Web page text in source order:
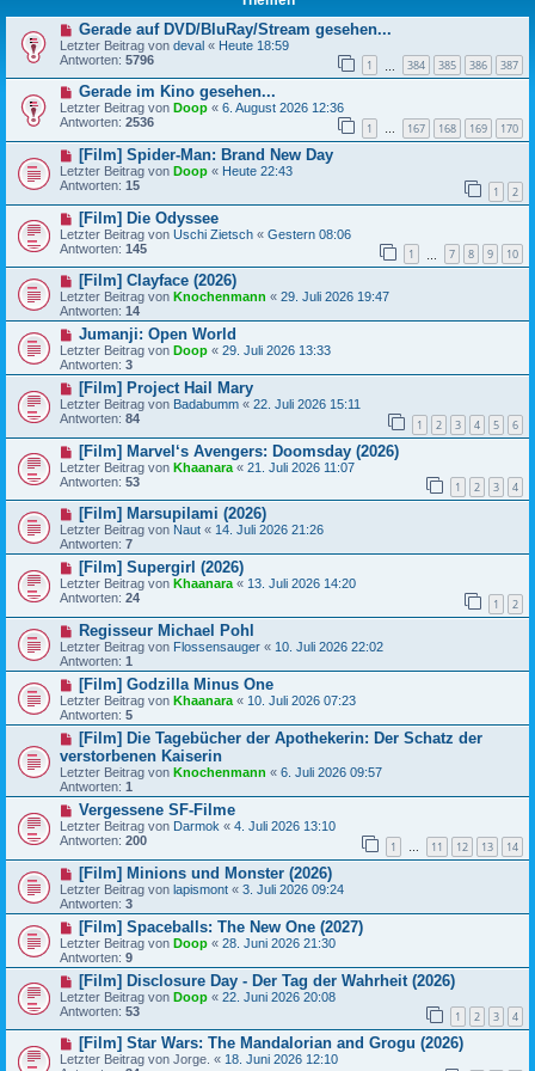
Gerade auf DVD/BluRay/Stream gesehen...
Letzter Beitrag von deval « Heute 18:59
Antworten: 5796 1 384 385 386 387
Gerade im Kino gesehen...
Letzter Beitrag von Doop « 6. August 2026 12:36
Antworten: 2536 1 … 167 168 169 170
[Film] Spider-Man: Brand New Day
Letzter Beitrag von Doop « Heute 22:43
Antworten: 15 1 2
[Film] Die Odyssee
Letzter Beitrag von Uschi Zietsch « Gestern 08:06
Antworten: 145 1 7 8 9 10
[Film] Clayface (2026)
Letzter Beitrag von Knochenmann « 29. Juli 2026 19:47
Antworten: 14
Jumanji: Open World
Letzter Beitrag von Doop « 29. Juli 2026 13:33
Antworten: 3
[Film] Project Hail Mary
Letzter Beitrag von Badabumm « 22. Juli 2026 15:11
Antworten: 84 1 2 3 4 5 6
[Film] Marvel‘s Avengers: Doomsday (2026)
Letzter Beitrag von Khaanara « 21. Juli 2026 11:07
Antworten: 53 1 2 3 4
[Film] Marsupilami (2026)
Letzter Beitrag von Naut « 14. Juli 2026 21:26
Antworten: 7
[Film] Supergirl (2026)
Letzter Beitrag von Khaanara« 13. Juli 2026 14:20
Antworten: 24 1 2
Regisseur Michael Pohl
Letzter Beitrag von Flossensauger « 10. Juli 2026 22:02
Antworten: 1
[Film] Godzilla Minus One
Letzter Beitrag von Khaanara « 10. Juli 2026 07:23
Antworten: 5
[Film] Die Tagebücher der Apothekerin: Der Schatz der
verstorbenen Kaiserin
Letzter Beitrag von Knochenmann « 6. Juli 2026 09:57
Antworten: 1
Vergessene SF-Filme
Letzter Beitrag von Darmok « 4. Juli 2026 13:10
Antworten: 200 1 … 11 12 13 14
[Film] Minions und Monster (2026)
Letzter Beitrag von lapismont « 3. Juli 2026 09:24
Antworten: 3
[Film] Spaceballs: The New One (2027)
Letzter Beitrag von Doop « 28. Juni 2026 21:30
Antworten: 9
[Film] Disclosure Day - Der Tag der Wahrheit (2026)
Letzter Beitrag von Doop « 22. Juni 2026 20:08
Antworten: 53 1 2 3 4
[Film] Star Wars: The Mandalorian and Grogu (2026)
Letzter Beitrag von Jorge. « 18. Juni 2026 12:10